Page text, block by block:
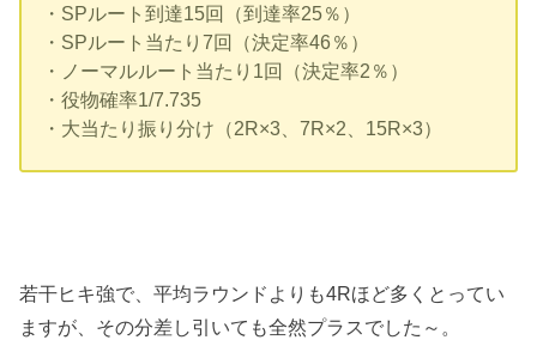
・SPルート到達15回（到達率25％）
・SPルート当たり7回（決定率46％）
・ノーマルルート当たり1回（決定率2％）
・役物確率1/7.735
・大当たり振り分け（2R×3、7R×2、15R×3）
若干ヒキ強で、平均ラウンドよりも4Rほど多くとってい
ますが、その分差し引いても全然プラスでした～。